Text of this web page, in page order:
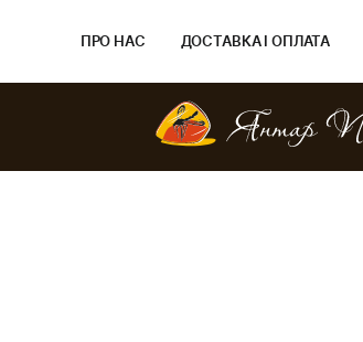
ПРО НАС ДОСТАВКА І ОПЛАТА